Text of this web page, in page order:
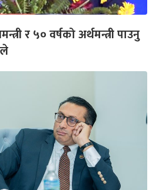
र ५० वर्षको अर्थमन्त्री पाउनु